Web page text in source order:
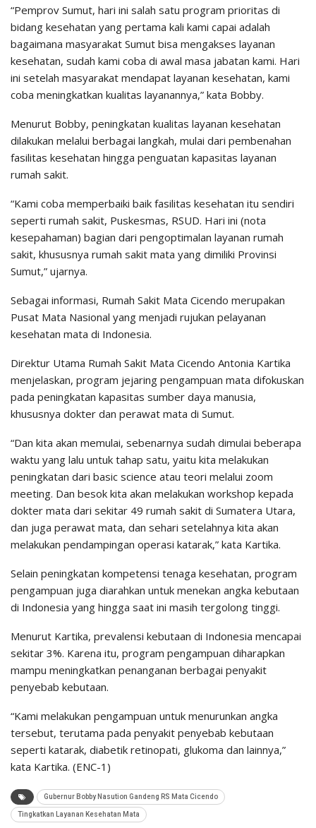
“Pemprov Sumut, hari ini salah satu program prioritas di
bidang kesehatan yang pertama kali kami capai adalah
bagaimana masyarakat Sumut bisa mengakses layanan
kesehatan, sudah kami coba di awal masa jabatan kami. Hari
ini setelah masyarakat mendapat layanan kesehatan, kami
coba meningkatkan kualitas layanannya,” kata Bobby.
Menurut Bobby, peningkatan kualitas layanan kesehatan
dilakukan melalui berbagai langkah, mulai dari pembenahan
fasilitas kesehatan hingga penguatan kapasitas layanan
rumah sakit.
“Kami coba memperbaiki baik fasilitas kesehatan itu sendiri
seperti rumah sakit, Puskesmas, RSUD. Hari ini (nota
kesepahaman) bagian dari pengoptimalan layanan rumah
sakit, khususnya rumah sakit mata yang dimiliki Provinsi
Sumut,” ujarnya.
Sebagai informasi, Rumah Sakit Mata Cicendo merupakan
Pusat Mata Nasional yang menjadi rujukan pelayanan
kesehatan mata di Indonesia.
Direktur Utama Rumah Sakit Mata Cicendo Antonia Kartika
menjelaskan, program jejaring pengampuan mata difokuskan
pada peningkatan kapasitas sumber daya manusia,
khususnya dokter dan perawat mata di Sumut.
“Dan kita akan memulai, sebenarnya sudah dimulai beberapa
waktu yang lalu untuk tahap satu, yaitu kita melakukan
peningkatan dari basic science atau teori melalui zoom
meeting. Dan besok kita akan melakukan workshop kepada
dokter mata dari sekitar 49 rumah sakit di Sumatera Utara,
dan juga perawat mata, dan sehari setelahnya kita akan
melakukan pendampingan operasi katarak,” kata Kartika.
Selain peningkatan kompetensi tenaga kesehatan, program
pengampuan juga diarahkan untuk menekan angka kebutaan
di Indonesia yang hingga saat ini masih tergolong tinggi.
Menurut Kartika, prevalensi kebutaan di Indonesia mencapai
sekitar 3%. Karena itu, program pengampuan diharapkan
mampu meningkatkan penanganan berbagai penyakit
penyebab kebutaan.
“Kami melakukan pengampuan untuk menurunkan angka
tersebut, terutama pada penyakit penyebab kebutaan
seperti katarak, diabetik retinopati, glukoma dan lainnya,”
kata Kartika. (ENC-1)
Gubernur Bobby Nasution Gandeng RS Mata Cicendo
Tingkatkan Layanan Kesehatan Mata